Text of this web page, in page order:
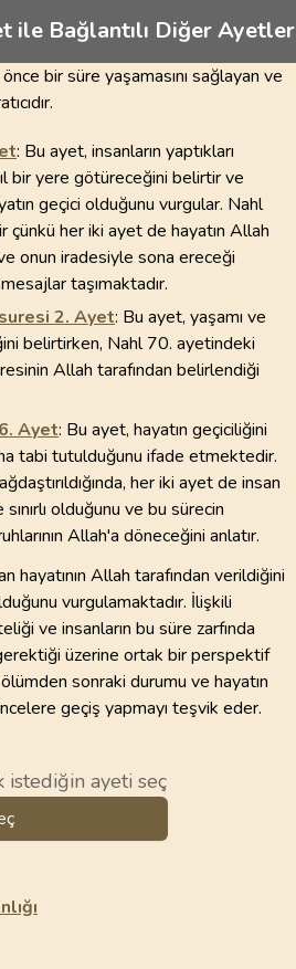
ile Bağlantılı Diğer Ayetler
bir süre yaşamasını sağlayan ve
: Bu ayet, insanların yaptıkları
bir yere götüreceğini belirtir ve
geçici olduğunu vurgular. Nahl
çünkü her iki ayet de hayatın Allah
onun iradesiyle sona ereceği
taşımaktadır.
2. Ayet: Bu ayet, yaşamı ve
belirtirken, Nahl 70. ayetindeki
Allah tarafından belirlendiği
. Ayet: Bu ayet, hayatın geçiciliğini
tabi tutulduğunu ifade etmektedir.
her iki ayet de insan
olduğunu ve bu sürecin
Allah'a döneceğini anlatır.
hayatının Allah tarafından verildiğini
vurgulamaktadır. İlişkili
ve insanların bu süre zarfında
üzerine ortak bir perspektif
sonraki durumu ve hayatın
geçiş yapmayı teşvik eder.
istediğin ayeti seç